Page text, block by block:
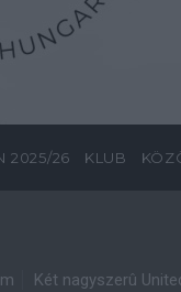
2025/26 KLUB
Két nagyszerû